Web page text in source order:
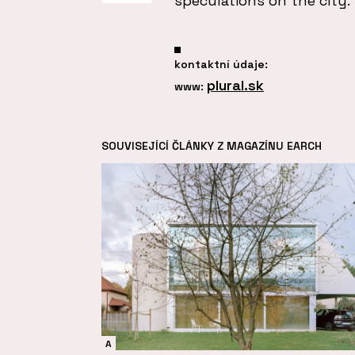
kontaktní údaje:
www: plural.sk
SOUVISEJÍCÍ ČLÁNKY Z MAGAZÍNU EARCH
A